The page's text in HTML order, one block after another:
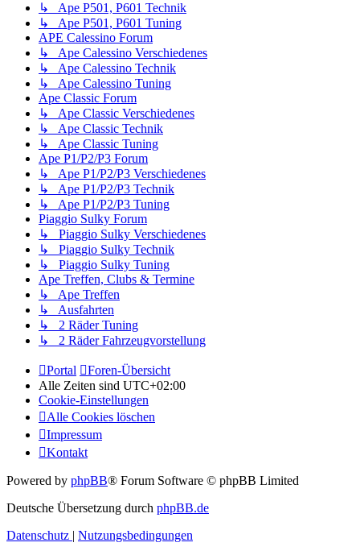
↳ Ape P501, P601 Technik
↳ Ape P501, P601 Tuning
APE Calessino Forum
↳ Ape Calessino Verschiedenes
↳ Ape Calessino Technik
↳ Ape Calessino Tuning
Ape Classic Forum
↳ Ape Classic Verschiedenes
↳ Ape Classic Technik
↳ Ape Classic Tuning
Ape P1/P2/P3 Forum
↳ Ape P1/P2/P3 Verschiedenes
↳ Ape P1/P2/P3 Technik
↳ Ape P1/P2/P3 Tuning
Piaggio Sulky Forum
↳ Piaggio Sulky Verschiedenes
↳ Piaggio Sulky Technik
↳ Piaggio Sulky Tuning
Ape Treffen, Clubs & Termine
↳ Ape Treffen
↳ Ausfahrten
↳ 2 Räder Tuning
↳ 2 Räder Fahrzeugvorstellung
Portal
Foren-Übersicht
Alle Zeiten sind UTC+02:00
Cookie-Einstellungen
Alle Cookies löschen
Impressum
Kontakt
Powered by phpBB® Forum Software © phpBB Limited
Deutsche Übersetzung durch phpBB.de
Datenschutz | Nutzungsbedingungen